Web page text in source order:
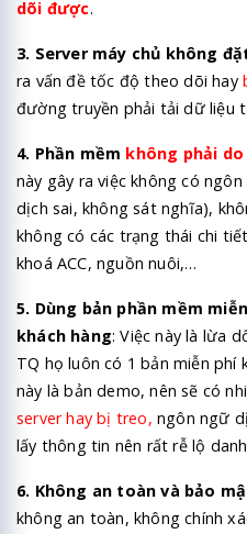
dõi được.
3. Server máy chủ không
ra vấn đề tốc độ theo dõi hay
đường truyền phải tải dữ liệu
4. Phần mềm không phải
này gây ra việc không có
dịch sai, không sát nghĩa),
không có các trạng thái chi
khoá ACC, nguồn nuôi,…
5. Dùng bản phần mềm
khách hàng: Việc này là lừa
TQ họ luôn có 1 bản miễn
này là bản demo, nên sẽ có
server hay bị treo, ngôn ngữ
lấy thông tin nên rất rễ lộ
6. Không an toàn và bảo
không an toàn, không chính